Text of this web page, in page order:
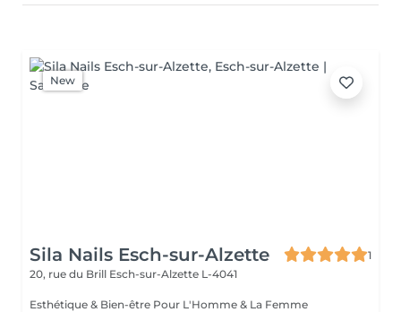
New
Sila Nails Esch-sur-Alzette
1
20, rue du Brill Esch-sur-Alzette L-4041
Esthétique & Bien-être Pour L'Homme & La Femme